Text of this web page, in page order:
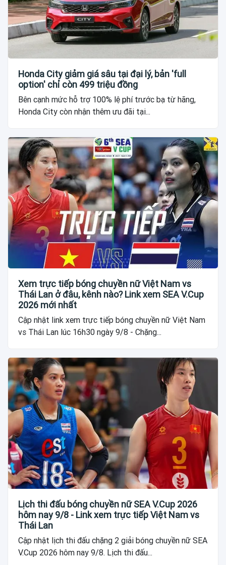
Honda City giảm giá sâu tại đại lý, bản 'full
option' chỉ còn 499 triệu đồng
Bên cạnh mức hỗ trợ 100% lệ phí trước bạ từ hãng,
Honda City còn nhận thêm ưu đãi tại...
Xem trực tiếp bóng chuyền nữ Việt Nam vs
Thái Lan ở đâu, kênh nào? Link xem SEA V.Cup
2026 mới nhất
Cập nhật link xem trực tiếp bóng chuyền nữ Việt Nam
vs Thái Lan lúc 16h30 ngày 9/8 - Chặng...
Lịch thi đấu bóng chuyền nữ SEA V.Cup 2026
hôm nay 9/8 - Link xem trực tiếp Việt Nam vs
Thái Lan
Cập nhật lịch thi đấu chặng 2 giải bóng chuyền nữ SEA
V.Cup 2026 hôm nay 9/8. Lịch thi đấu...